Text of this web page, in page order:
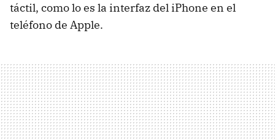
táctil, como lo es la interfaz del iPhone en el
teléfono de Apple.